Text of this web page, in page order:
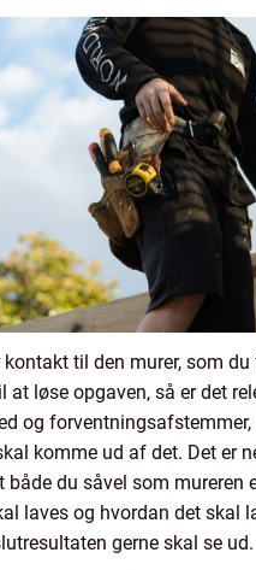
kontakt til den murer, som
at løse opgaven, så er det
og forventningsafstemmer,
komme ud af det. Det er
både du såvel som mureren
laves og hvordan det skal
gerne skal se ud.